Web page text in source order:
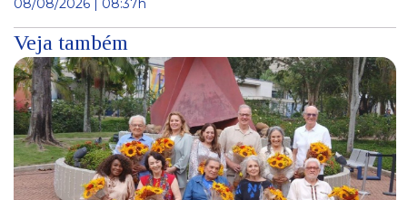
08/08/2026 | 08:37h
Veja também